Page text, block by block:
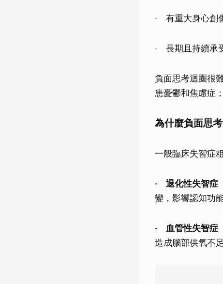
‧ 有重大身心創
‧ 長期且持續承
負面思考迴圈很
患憂鬱和焦慮症
為什麼負面思
一般臨床失智症
‧ 退化性失智症
變，影響認知功
‧ 血管性失智症
造成腦部供氧不